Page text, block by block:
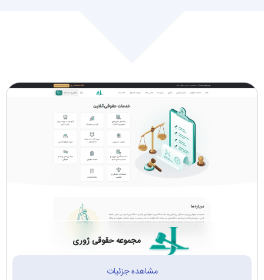
مجله (2)
کالای دیجیتال،موبایل و
تبلت (5)
بازرگانی (3)
تجهیزات و صنعتی
چاپ,انتشارات,تبلیغات
وبسته بندی (2)
حمل و نقل و باربری
(6)
گردشگری تفریحی
وویزا (2)
کافی‌شاپ و رستوران
ماشین‌آلات صنعتی
مجموعه حقوقی ژوری
مشاهده جزئیات